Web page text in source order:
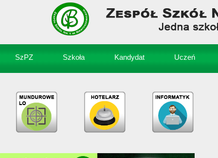
SzPZ Szkoła Kandydat Uczeń